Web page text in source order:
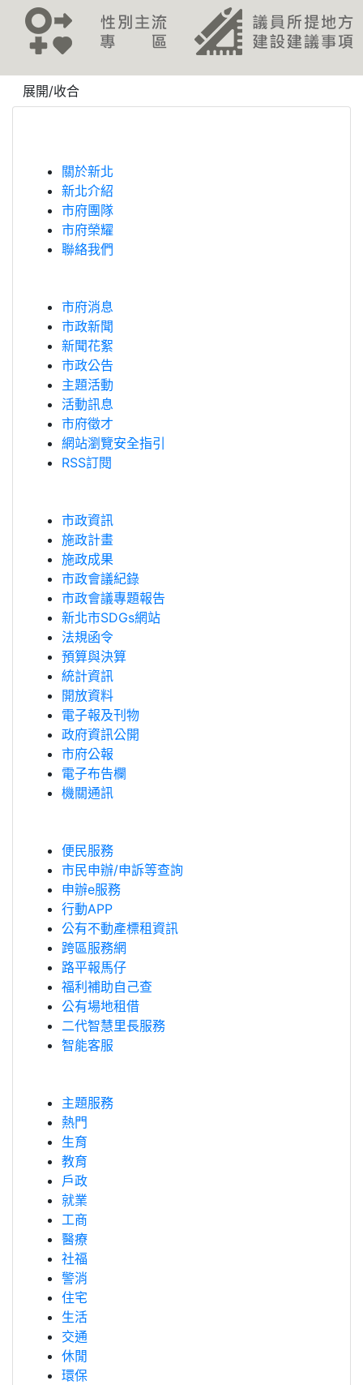
展開/收合
關於新北
新北介紹
市府團隊
市府榮耀
聯絡我們
市府消息
市政新聞
新聞花絮
市政公告
主題活動
活動訊息
市府徵才
網站瀏覽安全指引
RSS訂閱
市政資訊
施政計畫
施政成果
市政會議紀錄
市政會議專題報告
新北市SDGs網站
法規函令
預算與決算
統計資訊
開放資料
電子報及刊物
政府資訊公開
市府公報
電子布告欄
機關通訊
便民服務
市民申辦/申訴等查詢
申辦e服務
行動APP
公有不動產標租資訊
跨區服務網
路平報馬仔
福利補助自己查
公有場地租借
二代智慧里長服務
智能客服
主題服務
熱門
生育
教育
戶政
就業
工商
醫療
社福
警消
住宅
生活
交通
休閒
環保